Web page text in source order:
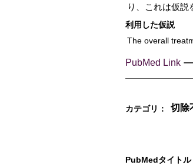
り、これは仮説
利用した仮説
The overall
PubMed Link
カテゴリ： 切除
PubMedタイトル